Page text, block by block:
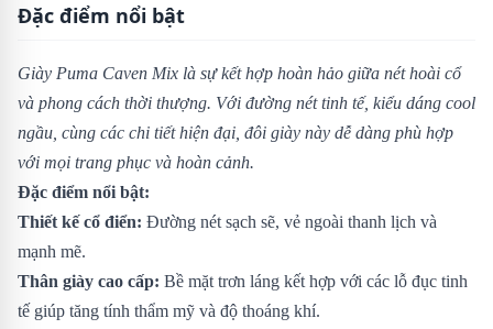
Đặc điểm nổi bật
Giày Puma Caven Mix là sự kết hợp hoàn hảo giữa nét hoài cổ
và phong cách thời thượng. Với đường nét tinh tế, kiểu dáng cool
ngầu, cùng các chi tiết hiện đại, đôi giày này dễ dàng phù hợp
với mọi trang phục và hoàn cảnh.
Đặc điểm nổi bật:
Thiết kế cổ điển: Đường nét sạch sẽ, vẻ ngoài thanh lịch và
mạnh mẽ.
Thân giày cao cấp: Bề mặt trơn láng kết hợp với các lỗ đục tinh
tế giúp tăng tính thẩm mỹ và độ thoáng khí.